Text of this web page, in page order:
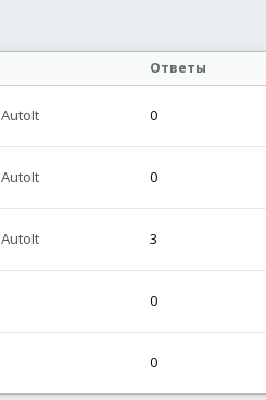
Ответы
0
0
3
0
0